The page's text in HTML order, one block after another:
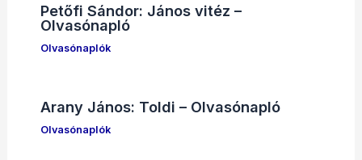
Petőfi Sándor: János vitéz –
Olvasónapló
Olvasónaplók
Arany János: Toldi – Olvasónapló
Olvasónaplók